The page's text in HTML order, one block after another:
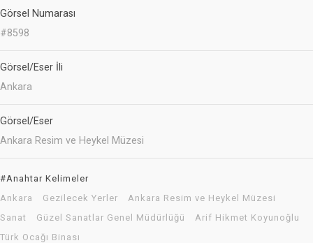
Görsel Numarası
#8598
Görsel/Eser İli
Ankara
Görsel/Eser
Ankara Resim ve Heykel Müzesi
#Anahtar Kelimeler
Ankara
Gezilecek Yerler
Ankara Resim ve Heykel Müzesi
Sanat
Güzel Sanatlar Genel Müdürlüğü
Arif Hikmet Koyunoğlu
Türk Ocağı Binası